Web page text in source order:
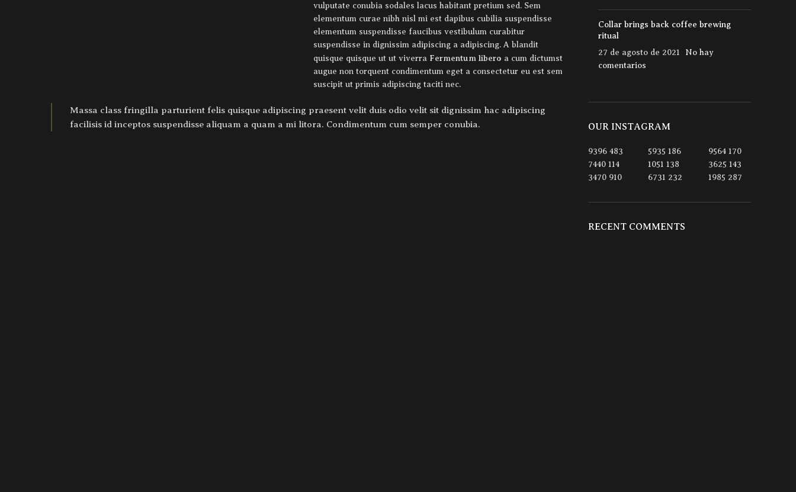
vulputate conubia sodales lacus habitant pretium sed. Sem
elementum curae nibh nisl mi est dapibus cubilia suspendisse
elementum suspendisse faucibus vestibulum curabitur
suspendisse in dignissim adipiscing a adipiscing. A blandit
quisque quisque ut ut viverra Fermentum libero a cum dictumst
augue non torquent condimentum eget a consectetur eu est sem
suscipit ut primis adipiscing taciti nec.
Massa class fringilla parturient felis quisque adipiscing praesent velit duis odio velit sit dignissim hac adipiscing
facilisis id inceptos suspendisse aliquam a quam a mi litora. Condimentum cum semper conubia.
Collar brings back coffee brewing
ritual
27 de agosto de 2021
No hay
comentarios
OUR INSTAGRAM
9396 483 5935 186 9564 170
7440 114 1051 138 3625 143
3470 910 6731 232 1985 287
RECENT COMMENTS